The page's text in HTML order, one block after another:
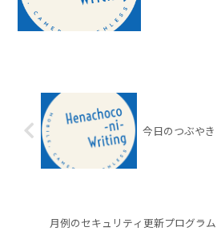
今日のつぶやき
月例のセキュリティ更新プログラム